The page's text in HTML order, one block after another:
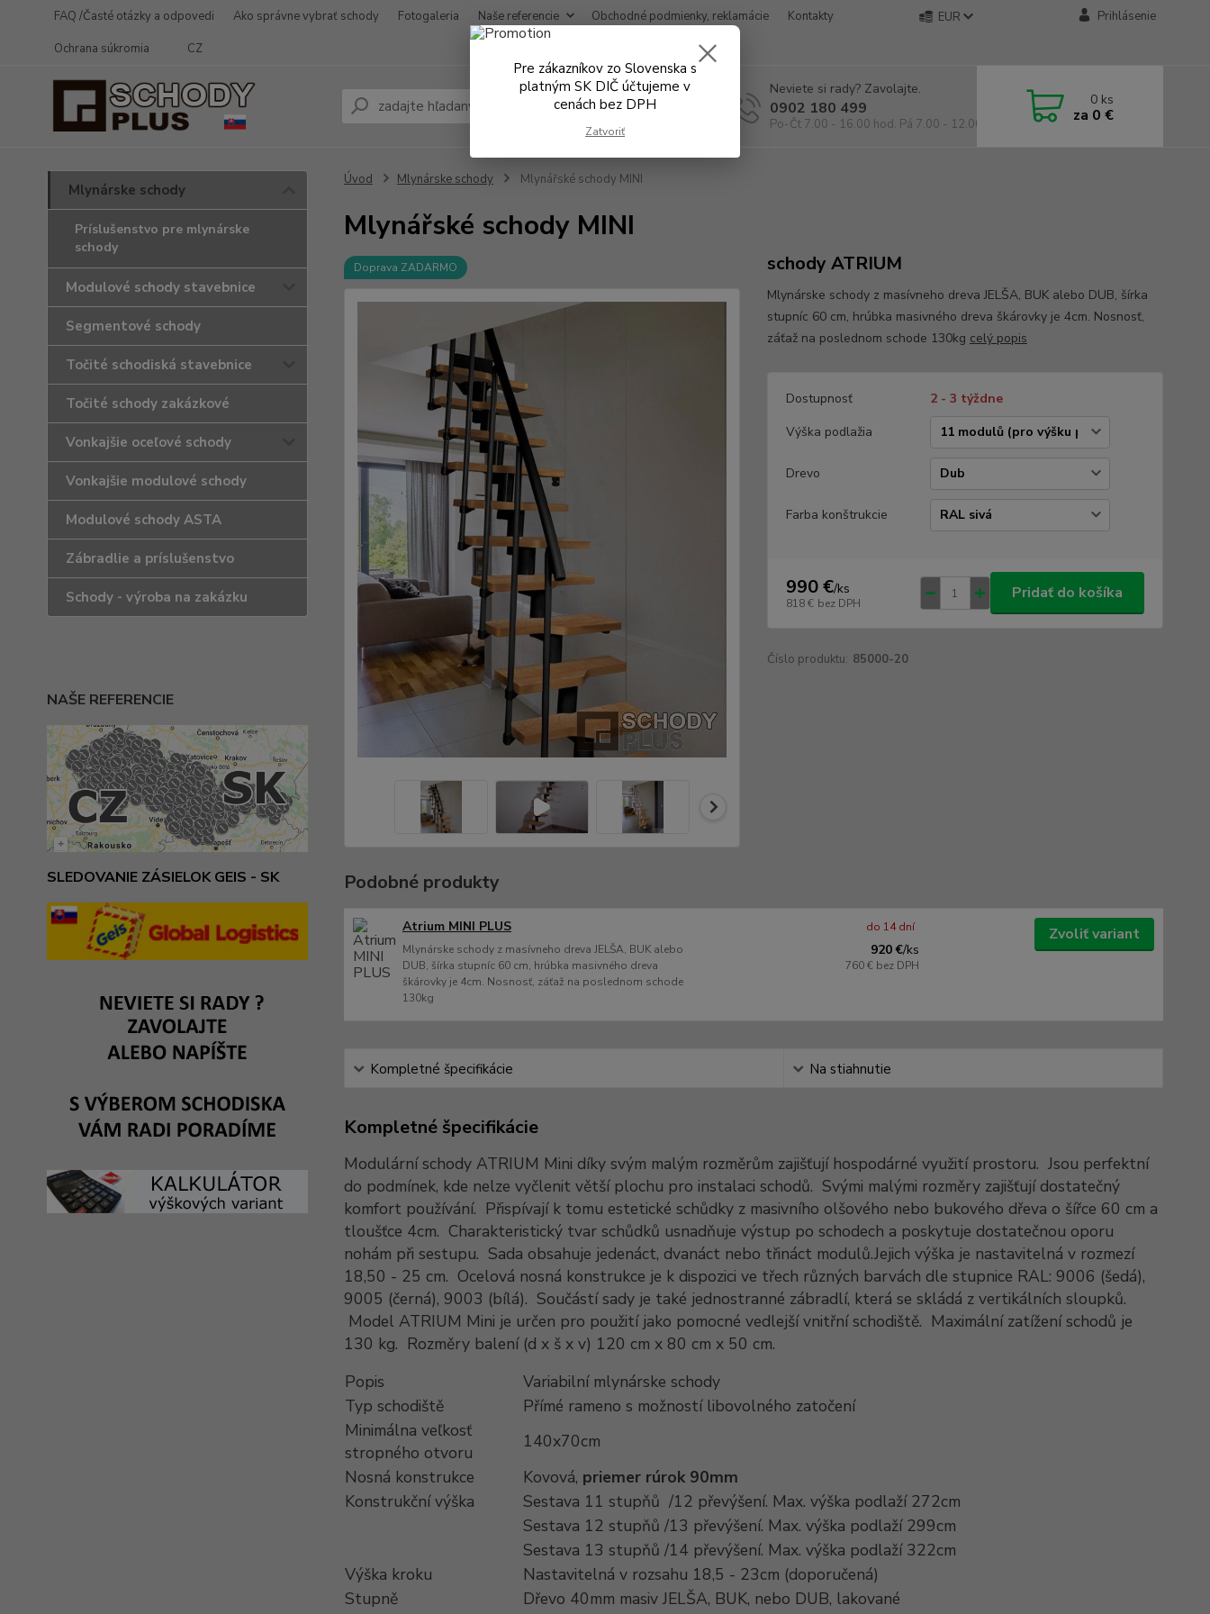
FAQ /Časté otázky a odpovedi Ako správne vybrať schody Fotogaleria Naše referencie Obchodné podmienky, reklamácie
Kontakty
Ochrana súkromia
CZ
EUR Prihlásenie
Hľadať
Neviete si rady? Zavolajte.
0902 180 499
Po-Čt 7.00 - 16.00 hod. Pá 7.00 - 12.00 hod.
0 ks
za 0 €
Mlynárske schody
Príslušenstvo pre mlynárske
schody
Modulové schody stavebnice
Segmentové schody
Točité schodiská stavebnice
Točité schody zakázkové
Vonkajšie oceľové schody
Vonkajšie modulové schody
Modulové schody ASTA
Zábradlie a príslušenstvo
Schody - výroba na zakázku
NAŠE REFERENCIE
SLEDOVANIE ZÁSIELOK GEIS - SK
Úvod Mlynárske schody Mlynářské schody MINI
Mlynářské schody MINI
Doprava ZADARMO schody ATRIUM
Mlynárske schody z masívneho dreva JELŠA, BUK alebo DUB, šírka
stupníc 60 cm, hrúbka masivného dreva škárovky je 4cm. Nosnosť,
záťaž na poslednom schode 130kg celý popis
Dostupnosť
2 - 3 týždne
Výška podlažia
Drevo
Farba konštrukcie
990 €/ks
818 € bez DPH
Pridať do košíka
Číslo produktu: 85000-20
Podobné produkty
Atrium MINI PLUS
Mlynárske schody z masívneho dreva JELŠA, BUK alebo
DUB, šírka stupníc 60 cm, hrúbka masivného dreva
škárovky je 4cm. Nosnosť, záťaž na poslednom schode
130kg
920 €/ks
760 € bez DPH
do 14 dní Zvoliť variant
Kompletné špecifikácie Na stiahnutie
Kompletné špecifikácie
Modulární schody ATRIUM Mini díky svým malým rozměrům zajišťují hospodárné využití prostoru. Jsou perfektní
do podmínek, kde nelze vyčlenit větší plochu pro instalaci schodů. Svými malými rozměry zajišťují dostatečný
komfort používání. Přispívají k tomu estetické schůdky z masivního olšového nebo bukového dřeva o šířce 60 cm a
tloušťce 4cm. Charakteristický tvar schůdků usnadňuje výstup po schodech a poskytuje dostatečnou oporu
nohám při sestupu. Sada obsahuje jedenáct, dvanáct nebo třináct modulů.Jejich výška je nastavitelná v rozmezí
18,50 - 25 cm. Ocelová nosná konstrukce je k dispozici ve třech různých barvách dle stupnice RAL: 9006 (šedá),
9005 (černá), 9003 (bílá). Součástí sady je také jednostranné zábradlí, která se skládá z vertikálních sloupků.
Model ATRIUM Mini je určen pro použití jako pomocné vedlejší vnitřní schodiště. Maximální zatížení schodů je
130 kg. Rozměry balení (d x š x v) 120 cm x 80 cm x 50 cm.
Popis
Variabilní mlynárske schody
Typ schodiště
Přímé rameno s možností libovolného zatočení
Minimálna veľkosť
stropného otvoru
140x70cm
Nosná konstrukce
Kovová, priemer rúrok 90mm
Konstrukční výška
Sestava 11 stupňů /12 převýšení. Max. výška podlaží 272cm
Sestava 12 stupňů /13 převýšení. Max. výška podlaží 299cm
Sestava 13 stupňů /14 převýšení. Max. výška podlaží 322cm
Výška kroku
Nastavitelná v rozsahu 18,5 - 23cm (doporučená)
Stupně
Dřevo 40mm masiv JELŠA, BUK, nebo DUB, lakované
Pre zákazníkov zo Slovenska s
platným SK DIČ účtujeme v
cenách bez DPH
Zatvoriť